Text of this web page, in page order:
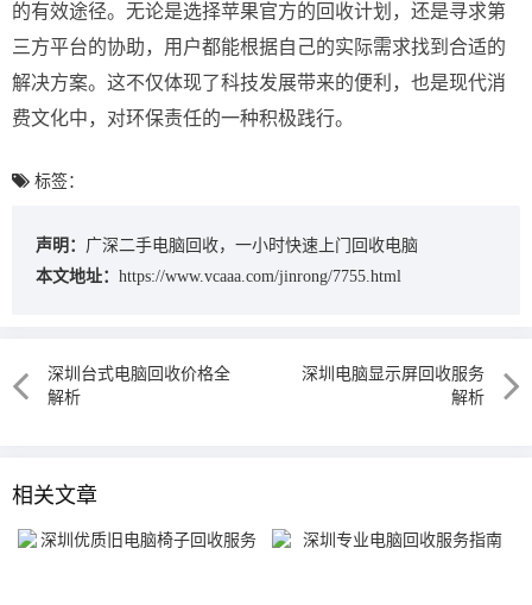
的有效途径。无论是选择苹果官方的回收计划，还是寻求第
三方平台的协助，用户都能根据自己的实际需求找到合适的
解决方案。这不仅体现了科技发展带来的便利，也是现代消
费文化中，对环保责任的一种积极践行。
标签：
声明： 广深二手电脑回收，一小时快速上门回收电脑
本文地址： https://www.vcaaa.com/jinrong/7755.html
深圳台式电脑回收价格全
解析
深圳电脑显示屏回收服务
解析
相关文章